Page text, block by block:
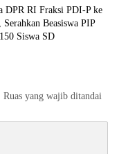
DPR RI Fraksi PDI-P ke
Serahkan Beasiswa PIP
Siswa SD
Ruas yang wajib ditandai